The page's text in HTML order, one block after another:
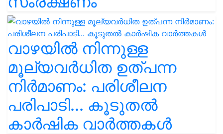
വാഴയിൽ നിന്നുള്ള
മൂല്യവർധിത ഉത്പന്ന
നിർമാണം: പരിശീലന
പരിപാടി... കൂടുതൽ
കാർഷിക വാർത്തകൾ